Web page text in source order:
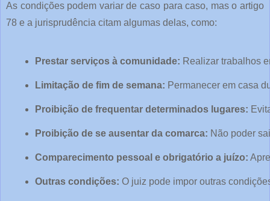
As condições podem variar de caso para caso, mas o artigo
78 e a jurisprudência citam algumas delas, como:
Prestar serviços à comunidade: Realizar trabalhos
Limitação de fim de semana: Permanecer em casa
Proibição de frequentar determinados lugares:
Proibição de se ausentar da comarca: Não poder
Comparecimento pessoal e obrigatório a juízo:
Outras condições: O juiz pode impor outras